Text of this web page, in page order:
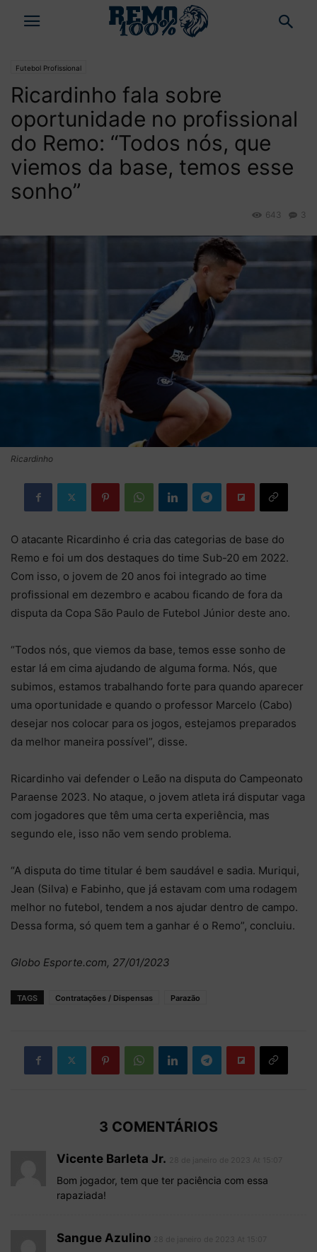
Futebol Profissional
Ricardinho fala sobre
oportunidade no profissional
do Remo: “Todos nós, que
viemos da base, temos esse
sonho”
3
643
Ricardinho
O atacante Ricardinho é cria das categorias de base do
Remo e foi um dos destaques do time Sub-20 em 2022.
Com isso, o jovem de 20 anos foi integrado ao time
profissional em dezembro e acabou ficando de fora da
disputa da Copa São Paulo de Futebol Júnior deste ano.
“Todos nós, que viemos da base, temos esse sonho de
estar lá em cima ajudando de alguma forma. Nós, que
subimos, estamos trabalhando forte para quando aparecer
uma oportunidade e quando o professor Marcelo (Cabo)
desejar nos colocar para os jogos, estejamos preparados
da melhor maneira possível”, disse.
Ricardinho vai defender o Leão na disputa do Campeonato
Paraense 2023. No ataque, o jovem atleta irá disputar vaga
com jogadores que têm uma certa experiência, mas
segundo ele, isso não vem sendo problema.
“A disputa do time titular é bem saudável e sadia. Muriqui,
Jean (Silva) e Fabinho, que já estavam com uma rodagem
melhor no futebol, tendem a nos ajudar dentro de campo.
Dessa forma, só quem tem a ganhar é o Remo”, concluiu.
Globo Esporte.com, 27/01/2023
TAGS Contratações / Dispensas Parazão
3 COMENTÁRIOS
Vicente Barleta Jr.
Bom jogador, tem que ter paciência com essa
rapaziada!
Sangue Azulino